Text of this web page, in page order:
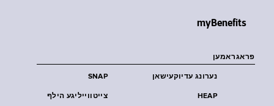
myBenefits
פראגראמען
SNAP נערונג עדיוקעישאן
צייטווייליגע הילף HEAP